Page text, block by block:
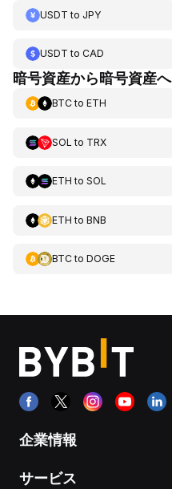
USDT to JPY
USDT to CAD
暗号資産から暗号資産へ
BTCto ETH
SOL to TRX
ETH to SOL
ETH to BNB
BTCto DOGE
企業情報
サービス